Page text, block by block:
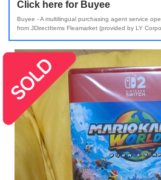
Click here for Buyee
Buyee - A multilingual purchasing agent service
from JDirectItems Fleamarket (provided by LY